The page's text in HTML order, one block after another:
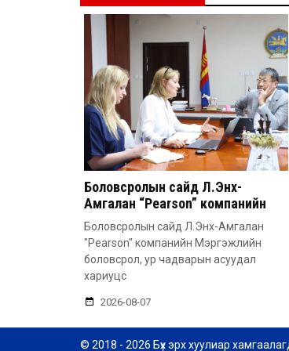
Боловсролын сайд Л.Энх-
Амгалан “Pearson” компанийн
удирдлагатай уулзлаа
Боловсролын сайд Л.Энх-Амгалан
"Pearson" компанийн Мэргэжлийн
боловсрол, ур чадварын асуудал
хариуцс
2026-08-07
© 2018 - 2026 Бүх эрх хуулиар